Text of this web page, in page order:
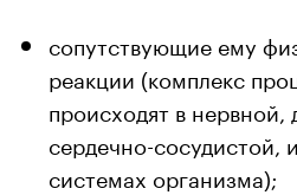
сопутствующие ему
реакции (комплекс
происходят в нервной,
сердечно-сосудистой,
системах организма);